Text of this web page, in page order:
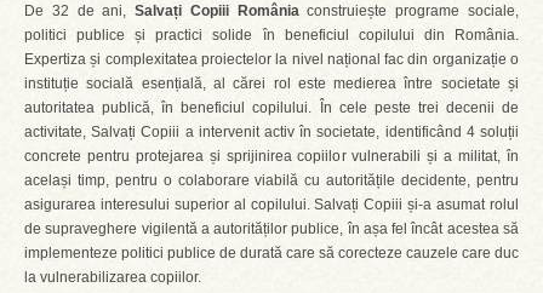
De 32 de ani,Salvați Copiii Româniaconstruiește programe sociale,
politici publice și practici solide în beneficiul copilului din România.
Expertiza și complexitatea proiectelor la nivel național fac din organizație o
instituție socială esențială, al cărei rol este medierea între societate și
autoritatea publică, în beneficiul copilului. În cele peste trei decenii de
activitate, Salvați Copiii a intervenit activ în societate, identificând 4 soluții
concrete pentru protejarea și sprijinirea copiilor vulnerabili și a militat, în
același timp, pentru o colaborare viabilă cu autoritățile decidente, pentru
asigurarea interesului superior al copilului. Salvați Copiii și-a asumat rolul
de supraveghere vigilentă a autorităților publice, în așa fel încât acestea să
implementeze politici publice de durată care să corecteze cauzele care duc
la vulnerabilizarea copiilor.